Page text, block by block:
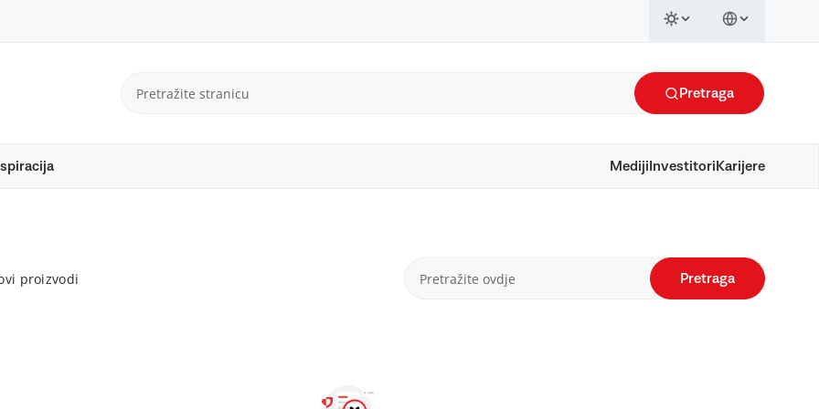
Pretraga
Mediji Investitori Karijere
proizvodi Pretraga